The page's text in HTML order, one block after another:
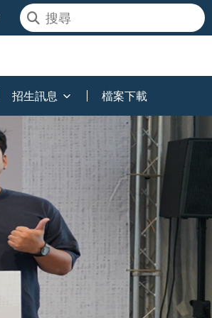
招生訊息 檔案下載